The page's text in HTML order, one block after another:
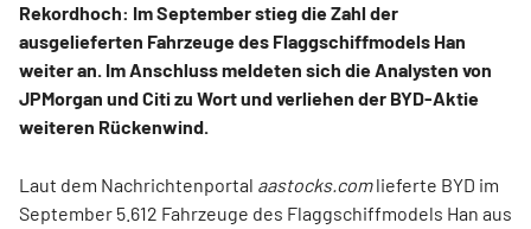
Rekordhoch: Im September stieg die Zahl der
ausgelieferten Fahrzeuge des Flaggschiffmodels Han
weiter an. Im Anschluss meldeten sich die Analysten von
JPMorgan und Citi zu Wort und verliehen der BYD-Aktie
weiteren Rückenwind.
Laut dem Nachrichtenportal aastocks.comlieferte BYD im
September 5.612 Fahrzeuge des Flaggschiffmodels Han aus